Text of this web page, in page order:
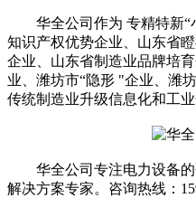
华全公司作为 专精特新“
知识产权优势企业、山东省
企业、山东省制造业品牌培
业、潍坊市“隐形 "企业、潍
传统制造业升级信息化和工
华全公司专注电力设备的
解决方案专家。咨询热线：